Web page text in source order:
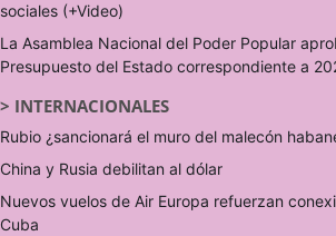
sociales (+Video)
La Asamblea Nacional del Poder Popular
Presupuesto del Estado correspondiente a
> INTERNACIONALES
Rubio ¿sancionará el muro del malecón
China y Rusia debilitan al dólar
Nuevos vuelos de Air Europa refuerzan
Cuba